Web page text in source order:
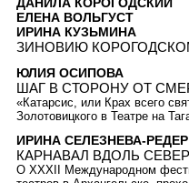
ЕЛЕНА ВОЛЬГУСТ
ИРИНА КУЗЬМИНА
ЗИНОВИЮ
ЮЛИЯ ОСИПОВА
ШАГ В СТОРОНУ ОТ
«Катарсис, или Крах всего
Золотовицкого в Театре на
ИРИНА СЕЛЕЗНЕВА-РЕДЕР
КАРНАВАЛ ВДОЛЬ
О XXXII Международном